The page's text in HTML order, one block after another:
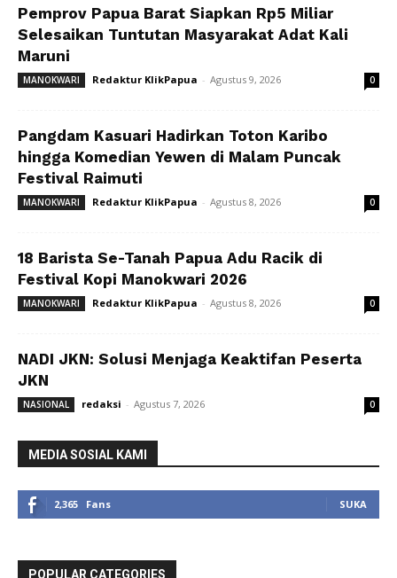
Pemprov Papua Barat Siapkan Rp5 Miliar
Selesaikan Tuntutan Masyarakat Adat Kali
Maruni
MANOKWARI Redaktur KlikPapua - Agustus 9, 2026 0
Pangdam Kasuari Hadirkan Toton Karibo
hingga Komedian Yewen di Malam Puncak
Festival Raimuti
MANOKWARI Redaktur KlikPapua - Agustus 8, 2026 0
18 Barista Se-Tanah Papua Adu Racik di
Festival Kopi Manokwari 2026
MANOKWARI Redaktur KlikPapua - Agustus 8, 2026 0
NADI JKN: Solusi Menjaga Keaktifan Peserta
JKN
NASIONAL redaksi - Agustus 7, 2026 0
MEDIA SOSIAL KAMI
2,365 Fans SUKA
POPULAR CATEGORIES